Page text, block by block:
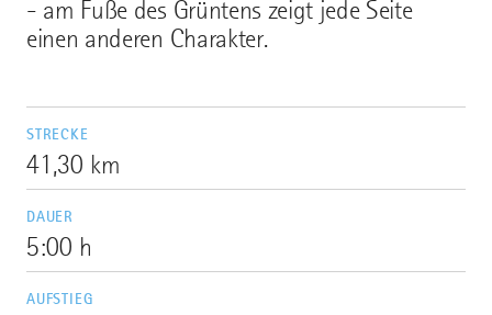
- am Fuße des Grüntens zeigt jede Seite
einen anderen Charakter.
STRECKE
41,30 km
DAUER
5:00 h
AUFSTIEG